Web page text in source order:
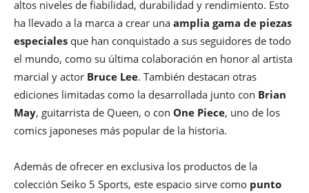
altos niveles de fiabilidad, durabilidad y rendimiento. Esto
ha llevado a la marca a crear una amplia gama de piezas
especiales que han conquistado a sus seguidores de todo
el mundo, como su última colaboración en honor al artista
marcial y actor Bruce Lee. También destacan otras
ediciones limitadas como la desarrollada junto con Brian
May, guitarrista de Queen, o con One Piece, uno de los
comics japoneses más popular de la historia.
Además de ofrecer en exclusiva los productos de la
colección Seiko 5 Sports, este espacio sirve como punto